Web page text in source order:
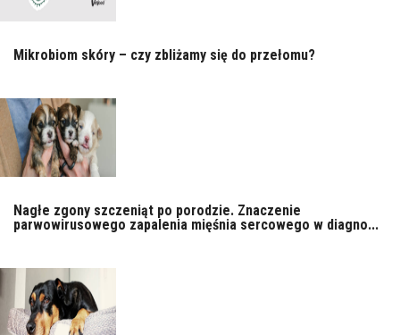
Mikrobiom skóry – czy zbliżamy się do przełomu?
Nagłe zgony szczeniąt po porodzie. Znaczenie
parwowirusowego zapalenia mięśnia sercowego w diagno...